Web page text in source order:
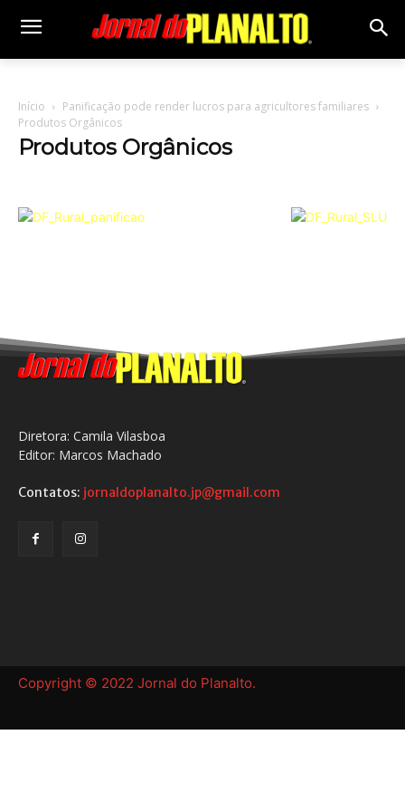
Início
Panificação pode render lucros para agricultores familiares
Produtos Orgânicos
Produtos Orgânicos
Diretora: Camila Vilasboa
Editor: Marcos Machado
Contatos: jornaldoplanalto.jp@gmail.com
Copyright © 2022 Jornal do Planalto.